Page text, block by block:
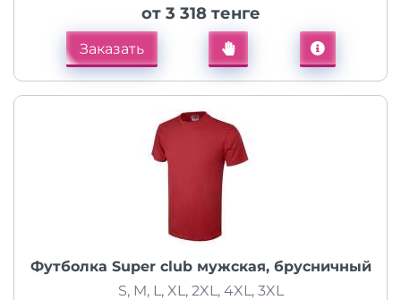
от 3 318 тенге
Заказать
Футболка Super club мужская, брусничный
S, M, L, XL, 2XL, 4XL, 3XL